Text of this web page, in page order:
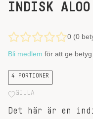
INDISK
0 (0
Bli medlem för att ge betyg
4 PORTIONER
GILLA
Det här är en